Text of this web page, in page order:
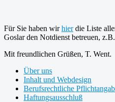
Für Sie haben wirhierdie Liste
Goslar den Notdienst betreuen,
Mit freundlichen Grüßen, T. Went.
Über uns
Inhalt und Webdesign
Berufsrechtliche
Haftungsausschluß